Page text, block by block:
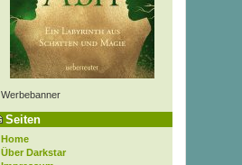
Werbebanner
Seiten
Home
Über Darkstar